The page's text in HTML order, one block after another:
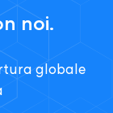
noi.
globale